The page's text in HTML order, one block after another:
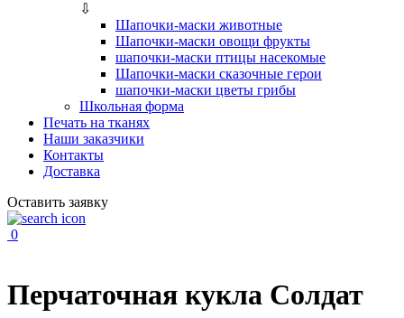
⇩
Шапочки-маски животные
Шапочки-маски овощи фрукты
шапочки-маски птицы насекомые
Шапочки-маски сказочные герои
шапочки-маски цветы грибы
Школьная форма
Печать на тканях
Наши заказчики
Контакты
Доставка
Оставить заявку
0
Перчаточная кукла Солдат